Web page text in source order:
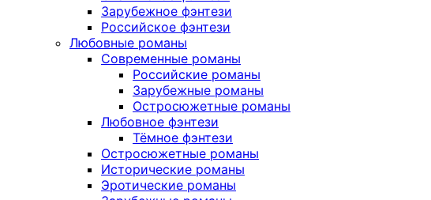
Зарубежное фэнтези
Российское фэнтези
Любовные романы
Современные романы
Российские романы
Зарубежные романы
Остросюжетные романы
Любовное фэнтези
Тёмное фэнтези
Остросюжетные романы
Исторические романы
Эротические романы